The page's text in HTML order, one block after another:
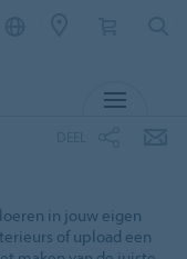
in jouw eigen
of upload een